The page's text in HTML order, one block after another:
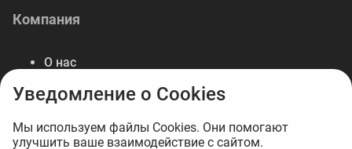
Компания
О нас
Реквизиты
Уведомление о Cookies
Мы используем файлы Cookies. Они помогают
улучшить ваше взаимодействие с сайтом.